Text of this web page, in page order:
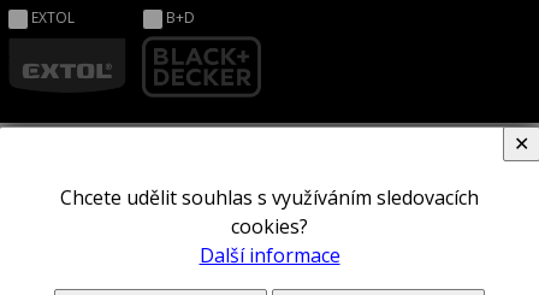
EXTOL B+D
Sada hlavic STANLEY® 1-94-655
Chcete udělit souhlas s využíváním sledovacích
cookies?
Další informace
✕